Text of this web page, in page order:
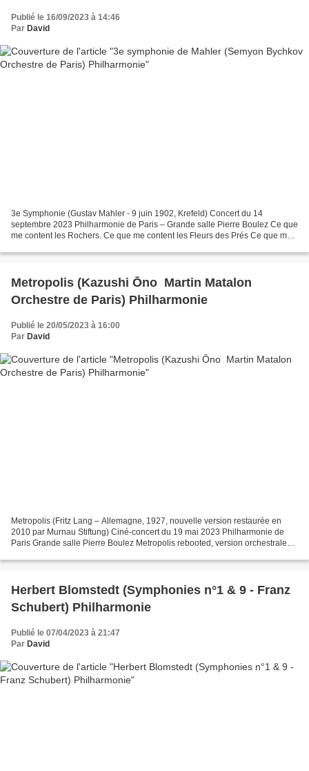
Publié le 16/09/2023 à 14:46
Par David
3e Symphonie (Gustav Mahler - 9 juin 1902, Krefeld) Concert du 14
septembre 2023 Philharmonie de Paris – Grande salle Pierre Boulez Ce que
me content les Rochers. Ce que me content les Fleurs des Prés Ce que me
Metropolis (Kazushi Ōno Martin Matalon
Orchestre de Paris) Philharmonie
Publié le 20/05/2023 à 16:00
Par David
Metropolis (Fritz Lang – Allemagne, 1927, nouvelle version restaurée en
2010 par Murnau Stiftung) Ciné-concert du 19 mai 2023 Philharmonie de
Paris Grande salle Pierre Boulez Metropolis rebooted, version orchestrale
Herbert Blomstedt (Symphonies n°1 & 9 - Franz
Schubert) Philharmonie
Publié le 07/04/2023 à 21:47
Par David